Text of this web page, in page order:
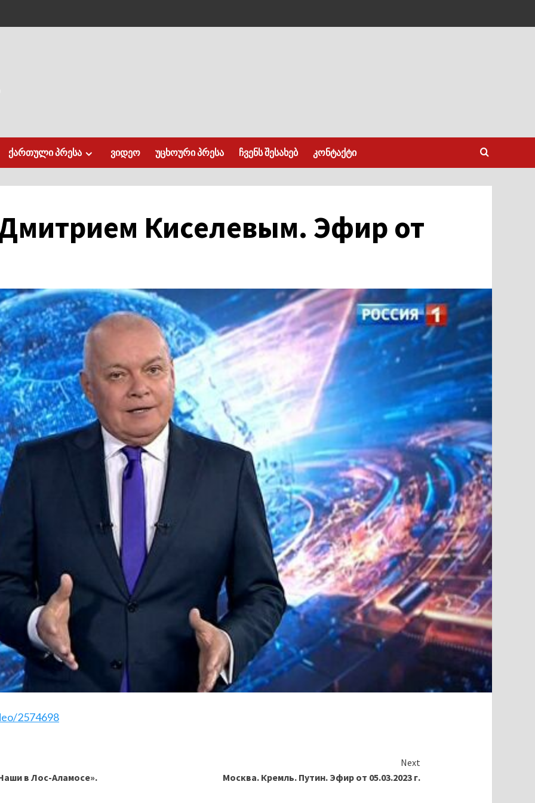
ქართული პრესა ვიდეო უცხოური პრესა ჩვენს შესახებ კონტაქტი
Киселевым. Эфир от
2574698
в Лос-Аламосе».
Next
Москва. Кремль. Путин. Эфир от 05.03.2023 г.